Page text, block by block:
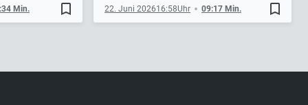
Min. bookmark_border 22. Juni 202616:58 09:17 Min. bookmark_border